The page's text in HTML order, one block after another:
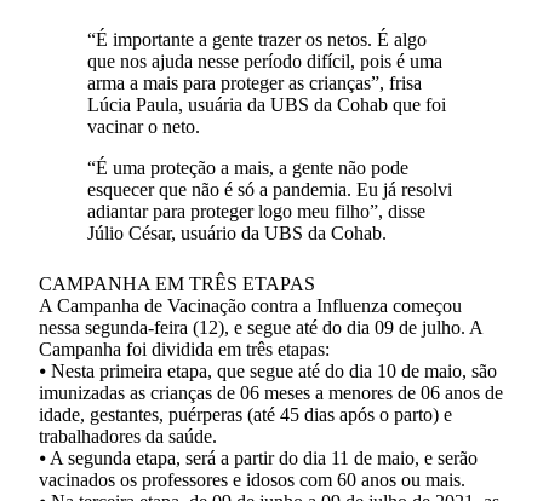
“É importante a gente trazer os netos. É algo
que nos ajuda nesse período difícil, pois é uma
arma a mais para proteger as crianças”, frisa
Lúcia Paula, usuária da UBS da Cohab que foi
vacinar o neto.
“É uma proteção a mais, a gente não pode
esquecer que não é só a pandemia. Eu já resolvi
adiantar para proteger logo meu filho”, disse
Júlio César, usuário da UBS da Cohab.
CAMPANHA EM TRÊS ETAPAS
A Campanha de Vacinação contra a Influenza começou
nessa segunda-feira (12), e segue até do dia 09 de julho. A
Campanha foi dividida em três etapas:
⦁ Nesta primeira etapa, que segue até do dia 10 de maio, são
imunizadas as crianças de 06 meses a menores de 06 anos de
idade, gestantes, puérperas (até 45 dias após o parto) e
trabalhadores da saúde.
⦁ A segunda etapa, será a partir do dia 11 de maio, e serão
vacinados os professores e idosos com 60 anos ou mais.